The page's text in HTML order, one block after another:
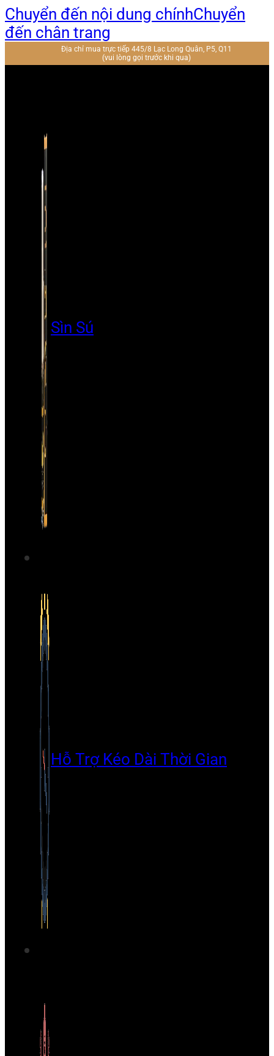
Chuyển đến nội dung chínhChuyển
đến chân trang
Địa chỉ mua trực tiếp 445/8 Lạc Long Quân, P5, Q11
(vui lòng gọi trước khi qua)
Sìn Sú
Hỗ Trợ Kéo Dài Thời Gian